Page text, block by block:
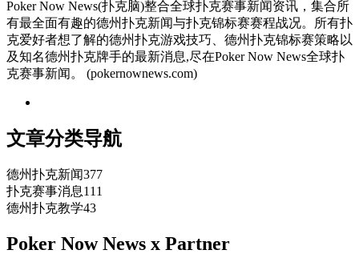
Poker Now News(扑克脑)整合全球扑克赛事新闻资讯，集合所
有最全面有趣的德州扑克新闻与扑克锦标赛赛程战况。所有扑
克爱好者想了解的德州扑克游戏技巧、德州扑克锦标赛策略以
及知名德州扑克牌手的最新消息,尽在Poker Now News全球扑
克赛事新闻。 (pokernownews.com)
文章分类导航
德州扑克新闻377
扑克赛事消息111
德州扑克教学43
Poker Now News x Partner